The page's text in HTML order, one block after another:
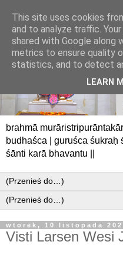
brahmā
budhaśca | guruśca śukraḥ
śānti karā bhavantu ||
wtorek, 10 listopada
Visti Larsen Wesi
This site uses cookies
and to analyze traffic.
shared with Google along
metrics to ensure quality
statistics, and to detect
LEARN